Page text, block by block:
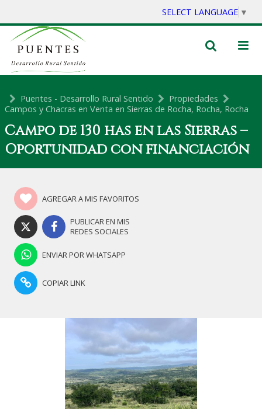
SELECT LANGUAGE ▼
Puentes - Desarrollo Rural Sentido
Propiedades
Campos y Chacras en Venta en Sierras de Rocha, Rocha, Rocha
Campo de 130 has en las Sierras –
Oportunidad con financiación
AGREGAR A MIS FAVORITOS
PUBLICAR EN MIS
REDES SOCIALES
ENVIAR POR WHATSAPP
COPIAR LINK